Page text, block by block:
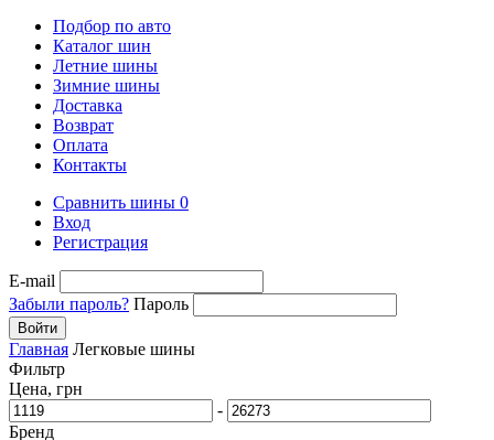
Подбор по авто
Каталог шин
Летние шины
Зимние шины
Доставка
Возврат
Оплата
Контакты
Сравнить шины 0
Вход
Регистрация
E-mail
Забыли пароль? Пароль
Войти
Главная Легковые шины
Фильтр
Цена, грн
-
Бренд